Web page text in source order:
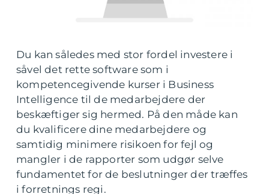
Du kan således med stor fordel investere i
såvel det rette software som i
kompetencegivende kurser i Business
Intelligence til de medarbejdere der
beskæftiger sig hermed. På den måde kan
du kvalificere dine medarbejdere og
samtidig minimere risikoen for fejl og
mangler i de rapporter som udgør selve
fundamentet for de beslutninger der træffes
i forretnings regi.